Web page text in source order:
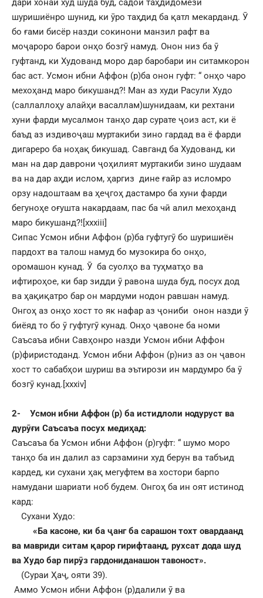
шуришиёнро шунид, ки ӯро таҳдид ба қатл мекарданд. Ӯ
бо ғами бисёр назди сокинони манзил рафт ва
моҷароро барои онҳо бозгӯ намуд. Онон низ ба ӯ
гуфтанд, ки Худованд моро дар баробари ин ситамкорон
бас аст. Усмон ибни Аффон (р)ба онон гуфт: “ онҳо чаро
мехоҳанд маро бикушанд?! Ман аз худи Расули Худо
(саллаллоҳу алайҳи васаллам)шунидаам, ки рехтани
хуни фарди мусалмон танҳо дар сурате ҷоиз аст, ки ё
баъд аз издивоҷаш муртакиби зино гардад ва ё фарди
дигареро ба ноҳақ бикушад. Савганд ба Худованд, ки
ман на дар даврони ҷоҳилият муртакиби зино шудаам
ва на дар аҳди ислом, ҳаргиз дине ғайр аз исломро
орзу надоштаам ва ҳеҷгоҳ дастамро ба хуни фарди
бегуноҳе оғушта накардаам, пас ба чӣ алил мехоҳанд
маро бикушанд?![xxxiii]
Сипас Усмон ибни Аффон (р)ба гуфтугӯ бо шуришиён
пардохт ва талош намуд бо музокира бо онҳо,
оромашон кунад. Ӯ ба суолҳо ва туҳматҳо ва
ифтироҳое, ки бар зидди ӯ равона шуда буд, посух дод
ва ҳақиқатро бар он мардуми нодон равшан намуд.
Онгоҳ аз онҳо хост то як нафар аз ҷониби онон назди ӯ
биёяд то бо ӯ гуфтугӯ кунад. Онҳо ҷавоне ба номи
Саъсаъа ибни Савҳонро назди Усмон ибни Аффон
(р)фиристоданд. Усмон ибни Аффон (р)низ аз он ҷавон
хост то сабабҳои шуриш ва эътирози ин мардумро ба ӯ
бозгӯ кунад.[xxxiv]
2- Усмон ибни Аффон (р) ба истидлоли нодуруст ва
дурӯғи Саъсаъа посух медиҳад:
Саъсаъа ба Усмон ибни Аффон (р)гуфт: “ шумо моро
танҳо ба ин далил аз сарзамини худ берун ва табъид
кардед, ки сухани ҳақ мегуфтем ва хостори барпо
намудани шариати ноб будем. Онгоҳ ба ин оят истинод
кард:
Сухани Худо:
«Ба касоне, ки ба ҷанг ба сарашон тохт овардаанд
ва мавриди ситам қарор гирифтаанд, рухсат дода шуд
ва Худо бар пирӯз гардониданашон тавоност».
(Сураи Ҳаҷ, ояти 39).
Аммо Усмон ибни Аффон (р)далили ӯ ва